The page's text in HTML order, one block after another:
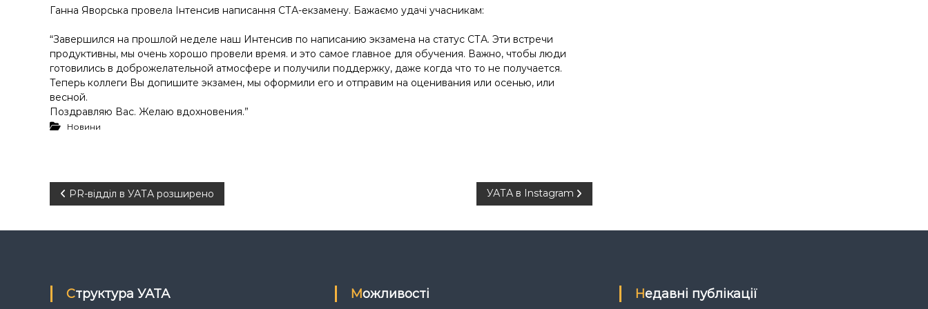
Ганна Яворська провела Інтенсив написання СТА-екзамену. Бажаємо удачі учасникам:
“Завершился на прошлой неделе наш Интенсив по написанию экзамена на статус СТА. Эти встречи
продуктивны, мы очень хорошо провели время. и это самое главное для обучения. Важно, чтобы люди
готовились в доброжелательной атмосфере и получили поддержку, даже когда что то не получается.
Теперь коллеги Вы допишите экзамен, мы оформили его и отправим на оценивания или осенью, или
весной.
Поздравляю Вас. Желаю вдохновения.”
Новини
Н
а
і
PR-відділ в УАТА розширено УАТА в Instagram
Структура УАТА Можливості Недавні публікації